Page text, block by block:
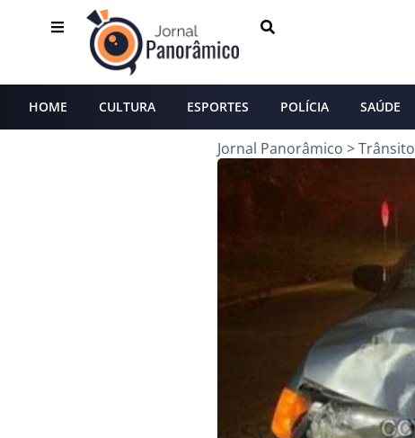
HOME CULTURA ESPORTES POLÍCIA SAÚDE
Jornal Panorâmico >Trânsito